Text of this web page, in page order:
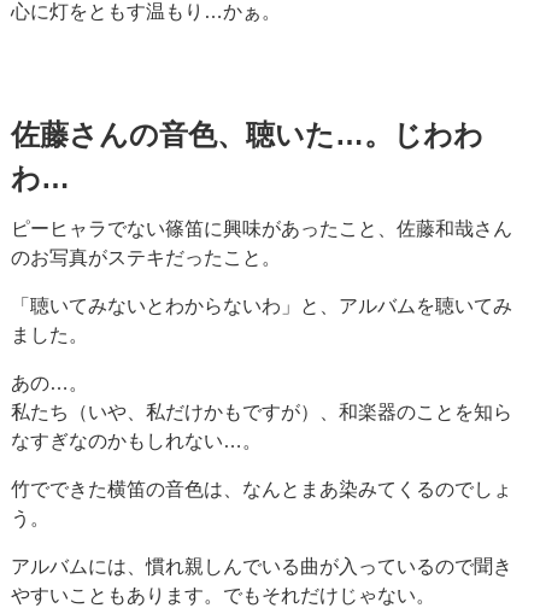
心に灯をともす温もり…かぁ。
佐藤さんの音色、聴いた…。じわわ
わ…
ピーヒャラでない篠笛に興味があったこと、佐藤和哉さん
のお写真がステキだったこと。
「聴いてみないとわからないわ」と、アルバムを聴いてみ
ました。
あの…。
私たち（いや、私だけかもですが）、和楽器のことを知ら
なすぎなのかもしれない…。
竹でできた横笛の音色は、なんとまあ染みてくるのでしょ
う。
アルバムには、慣れ親しんでいる曲が入っているので聞き
やすいこともあります。でもそれだけじゃない。